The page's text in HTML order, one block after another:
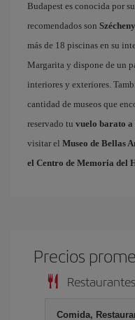
Budapest es conocida por
recomendados son Szécheny
más de 18 piscinas en su
Margarita y dispone de un
interiores y exteriores.
cantidad de museos que
reservado tu vuelo barato a
visitar el Museo de Bellas
el Centro de Memoria del
Precios
Restaurantes
Comida,